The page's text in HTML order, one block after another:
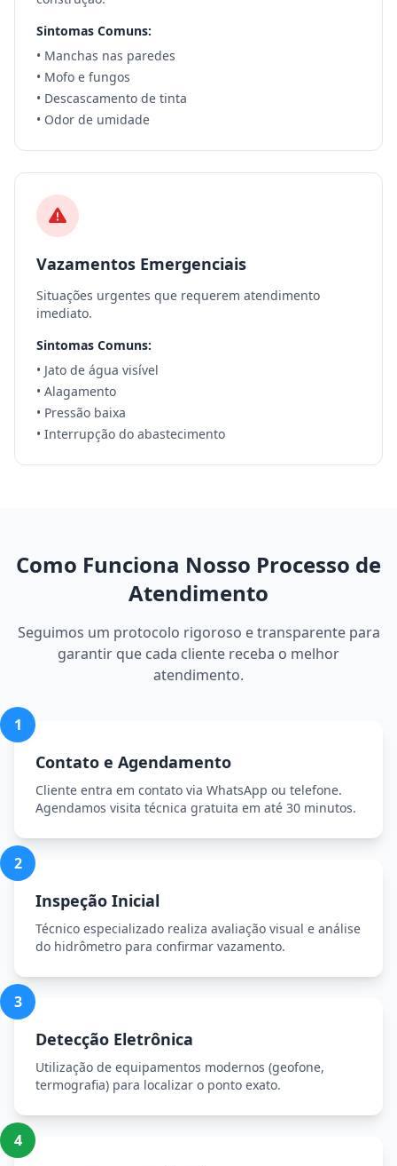
Sintomas Comuns:
• Manchas nas paredes
• Mofo e fungos
• Descascamento de tinta
• Odor de umidade
Vazamentos Emergenciais
Situações urgentes que requerem atendimento
imediato.
Sintomas Comuns:
• Jato de água visível
• Alagamento
• Pressão baixa
• Interrupção do abastecimento
Como Funciona Nosso Processo de
Atendimento
Seguimos um protocolo rigoroso e transparente para
garantir que cada cliente receba o melhor
atendimento.
1
Contato e Agendamento
Cliente entra em contato via WhatsApp ou telefone.
Agendamos visita técnica gratuita em até 30 minutos.
2
Inspeção Inicial
Técnico especializado realiza avaliação visual e análise
do hidrômetro para confirmar vazamento.
3
Detecção Eletrônica
Utilização de equipamentos modernos (geofone,
termografia) para localizar o ponto exato.
4